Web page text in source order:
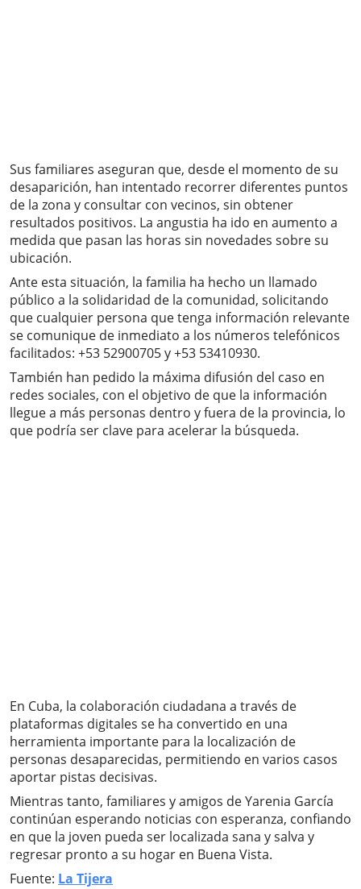
Sus familiares aseguran que, desde el momento de su
desaparición, han intentado recorrer diferentes puntos
de la zona y consultar con vecinos, sin obtener
resultados positivos. La angustia ha ido en aumento a
medida que pasan las horas sin novedades sobre su
ubicación.
Ante esta situación, la familia ha hecho un llamado
público a la solidaridad de la comunidad, solicitando
que cualquier persona que tenga información relevante
se comunique de inmediato a los números telefónicos
facilitados: +53 52900705 y +53 53410930.
También han pedido la máxima difusión del caso en
redes sociales, con el objetivo de que la información
llegue a más personas dentro y fuera de la provincia, lo
que podría ser clave para acelerar la búsqueda.
En Cuba, la colaboración ciudadana a través de
plataformas digitales se ha convertido en una
herramienta importante para la localización de
personas desaparecidas, permitiendo en varios casos
aportar pistas decisivas.
Mientras tanto, familiares y amigos de Yarenia García
continúan esperando noticias con esperanza, confiando
en que la joven pueda ser localizada sana y salva y
regresar pronto a su hogar en Buena Vista.
Fuente: La Tijera